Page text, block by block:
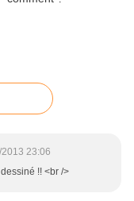
23:06
!! <br />